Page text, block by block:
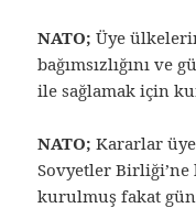
NATO;Üye
bağımsızlığını
ile sağlamak için
NATO; Kararlar
Sovyetler
kurulmuş fakat